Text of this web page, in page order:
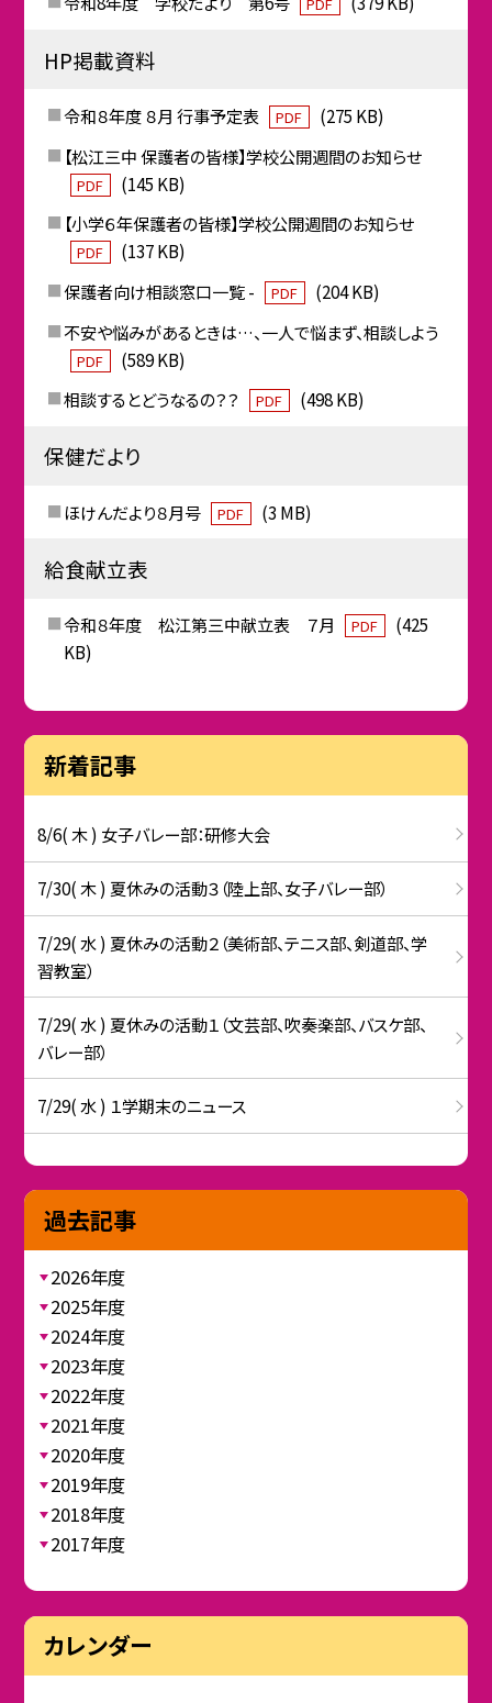
PDF
HP掲載資料
令和８年度 ８月 行事予定表 PDF
(275 KB)
【松江三中 保護者の皆様】学校公開週間のお知らせ
PDF
(145 KB)
【小学６年保護者の皆様】学校公開週間のお知らせ
PDF
(137 KB)
保護者向け相談窓口一覧 -
PDF
(204 KB)
不安や悩みがあるときは…、一人で悩まず、相談しよう
PDF
(589 KB)
相談するとどうなるの？？
PDF (498 KB)
保健だより
ほけんだより８月号 PDF (3 MB)
給食献立表
令和８年度 松江第三中献立表 ７月 PDF
(425
KB)
新着記事
8/6( 木 ) 女子バレー部：研修大会
7/30( 木 ) 夏休みの活動３（陸上部、女子バレー部）
7/29( 水 ) 夏休みの活動２（美術部、テニス部、剣道部、学
習教室）
7/29( 水 ) 夏休みの活動１（文芸部、吹奏楽部、バスケ部、
バレー部）
7/29( 水 ) １学期末のニュース
過去記事
2026年度
2025年度
2024年度
2023年度
2022年度
2021年度
2020年度
2019年度
2018年度
2017年度
カレンダー